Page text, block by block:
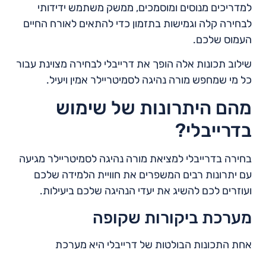
למדריכים מנוסים ומוסמכים, ממשק משתמש ידידותי
לבחירה קלה וגמישות בתזמון כדי להתאים לאורח החיים
העמוס שלכם.
שילוב תכונות אלה הופך את דרייבלי לבחירה מצוינת עבור
כל מי שמחפש מורה נהיגה לסמיטריילר אמין ויעיל.
מהם היתרונות של שימוש
בדרייבלי?
בחירה בדרייבלי למציאת מורה נהיגה לסמיטריילר מגיעה
עם יתרונות רבים המשפרים את חוויית הלמידה שלכם
ועוזרים לכם להשיג את יעדי הנהיגה שלכם ביעילות.
מערכת ביקורות שקופה
אחת התכונות הבולטות של דרייבלי היא מערכת